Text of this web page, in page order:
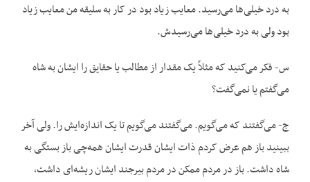
به درد خیلی‌ها می‌رسید. معایب زیاد بود در کار به سلیقه من معایب زیاد
بود ولی به درد خیلی‌ها می‌رسیدش.
س- فکر می‌کنید که مثلاً یک مقدار از مطالب یا حقایق را ایشان به شاه
می‌گفتم یا نمی‌گفت؟
ج- می‌گفتند که می‌گویم. می‌گفتند می‌گویم تا یک اندازه‌ایش را. ولی آخر
ببینید باز هم عرض کردم ذات ایشان قدرت ایشان همه‌چی باز بستگی به
شاه داشت. باز در مردم ممکن در مردم بیرجند ایشان ریشه‌ای داشت،